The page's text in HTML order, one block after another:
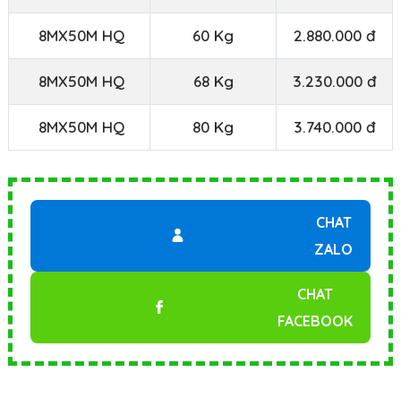
8MX50M HQ 60 Kg 2.880.000 đ
8MX50M HQ 68 Kg 3.230.000 đ
8MX50M HQ 80 Kg 3.740.000 đ
CHAT
ZALO
CHAT
FACEBOOK